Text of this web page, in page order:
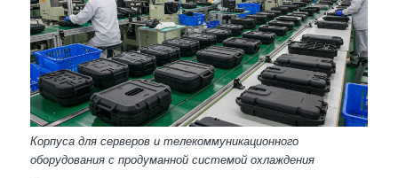
Корпуса для серверов и телекоммуникационного
оборудования с продуманной системой охлаждения